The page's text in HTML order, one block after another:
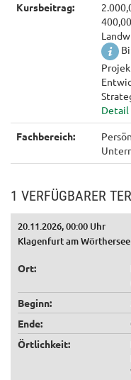
Kursbeitrag:
Fachbereich:
1 VERFÜGBARER
20.11.2026, 00:00 Uhr
Klagenfurt am Wörthersee
Ort:
Beginn:
Ende:
Örtlichkeit: